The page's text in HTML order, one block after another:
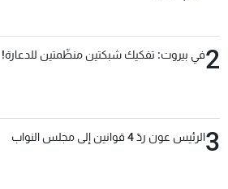
2في بيروت: تفكيك شبكتين منظّمتين للدعارة!
3الرئيس عون ردّ 4 قوانين إلى مجلس النواب